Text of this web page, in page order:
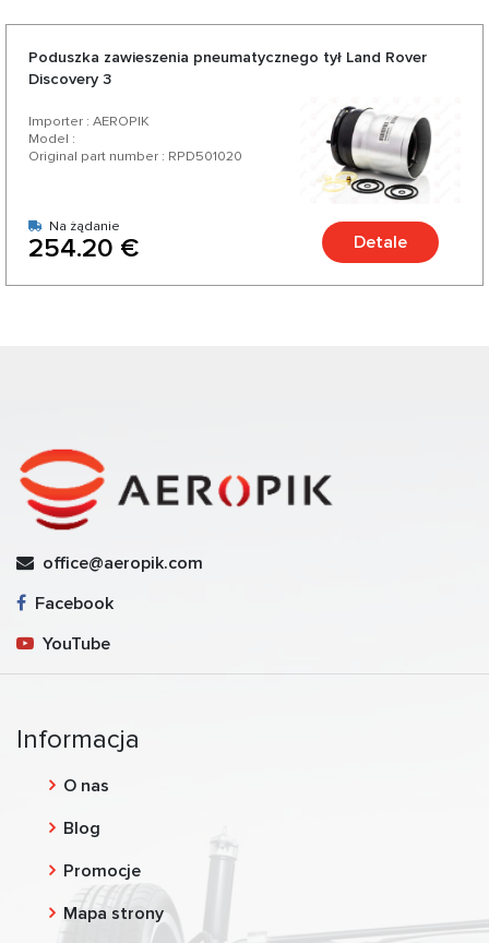
Poduszka zawieszenia pneumatycznego tył Land Rover
Discovery 3
Importer : AEROPIK
Model :
Original part number : RPD501020
Na żądanie
254.20 € Detale
office@aeropik.com
Facebook
YouTube
Informacja
O nas
Blog
Promocje
Mapa strony